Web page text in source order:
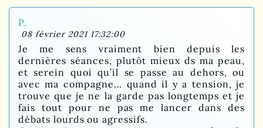
P.
08 février 2021 17:32:00
Je me sens vraiment bien depuis les
dernières séances, plutôt mieux ds ma peau,
et serein quoi qu’il se passe au dehors, ou
avec ma compagne... quand il y a tension, je
trouve que je ne la garde pas longtemps et je
fais tout pour ne pas me lancer dans des
débats lourds ou agressifs.